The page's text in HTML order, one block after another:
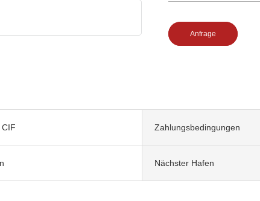
Anfrage
CIF Zahlungsbedingungen
Nächster Hafen